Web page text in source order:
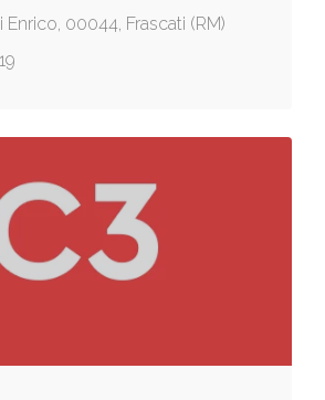
Enrico, 00044, Frascati (RM)